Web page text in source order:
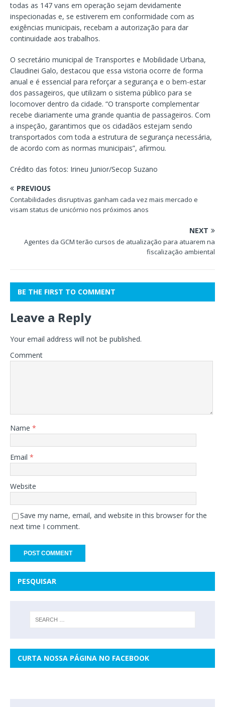
todas as 147 vans em operação sejam devidamente
inspecionadas e, se estiverem em conformidade com as
exigências municipais, recebam a autorização para dar
continuidade aos trabalhos.
O secretário municipal de Transportes e Mobilidade Urbana,
Claudinei Galo, destacou que essa vistoria ocorre de forma
anual e é essencial para reforçar a segurança e o bem-estar
dos passageiros, que utilizam o sistema público para se
locomover dentro da cidade. “O transporte complementar
recebe diariamente uma grande quantia de passageiros. Com
a inspeção, garantimos que os cidadãos estejam sendo
transportados com toda a estrutura de segurança necessária,
de acordo com as normas municipais”, afirmou.
Crédito das fotos: Irineu Junior/Secop Suzano
PREVIOUS
Contabilidades disruptivas ganham cada vez mais mercado e
visam status de unicórnio nos próximos anos
NEXT
Agentes da GCM terão cursos de atualização para atuarem na
fiscalização ambiental
BE THE FIRST TO COMMENT
Leave a Reply
Your email address will not be published.
Comment
Name *
Email *
Website
Save my name, email, and website in this browser for the
next time I comment.
PESQUISAR
CURTA NOSSA PÁGINA NO FACEBOOK